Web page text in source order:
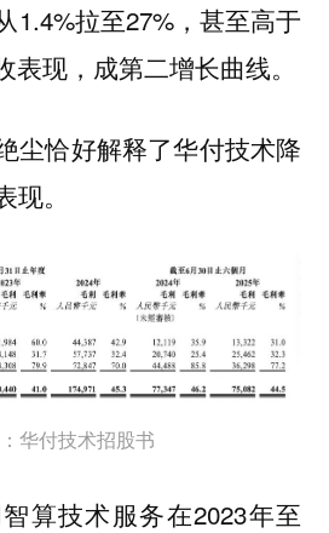
1.4%拉至27%，甚至高于
现，成第二增长曲线。
尘恰好解释了华付技术降
。
华付技术招股书
算技术服务在2023年至